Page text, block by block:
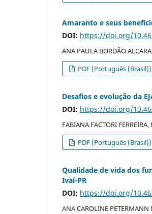
Amaranto e seus
DOI: https://doi.org/
ANA PAULA BORDÃO
PDF (Português (Brasil))
Desafios e evolução da
DOI: https://doi.org/
FABIANA FACTORI
PDF (Português (Brasil))
Qualidade de vida dos
Ivaí-PR
DOI: https://doi.org/
ANA CAROLINE PETERMANN